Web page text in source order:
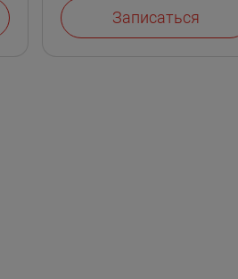
Записаться